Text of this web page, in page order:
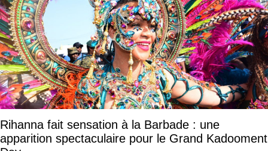
Rihanna fait sensation à la Barbade : une
apparition spectaculaire pour le Grand Kadooment